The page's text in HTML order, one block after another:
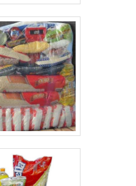
de alta
qualidade onde
Tecnologia de
de última
QUALIDADE
na J.K Cestas
se precisa para
Líder em
uma variedade
e cestas de
comprometida com